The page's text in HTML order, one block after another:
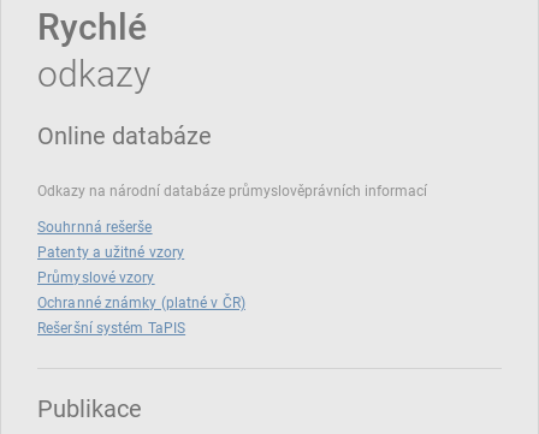
Rychlé
odkazy
Online databáze
Odkazy na národní databáze průmyslověprávních informací
Souhrnná rešerše
Patenty a užitné vzory
Průmyslové vzory
Ochranné známky (platné v ČR)
Rešeršní systém TaPIS
Publikace